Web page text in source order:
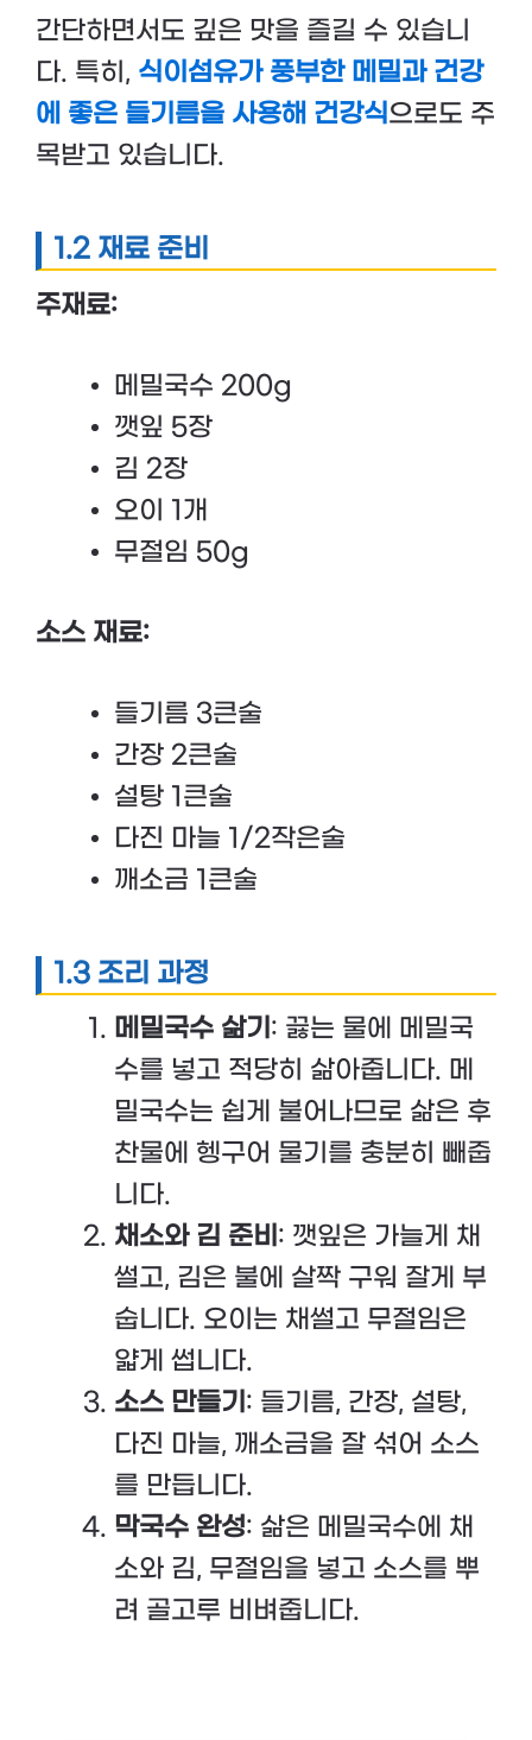
간단하면서도 깊은 맛을 즐길 수 있습니
다. 특히, 식이섬유가 풍부한 메밀과 건강
에 좋은 들기름을 사용해 건강식으로도 주
목받고 있습니다.
1.2 재료 준비
주재료:
메밀국수 200g
깻잎 5장
김 2장
오이 1개
무절임 50g
소스 재료:
들기름 3큰술
간장 2큰술
설탕 1큰술
다진 마늘 1/2작은술
깨소금 1큰술
1.3 조리 과정
메밀국수 삶기 : 끓는 물에 메밀국
수를 넣고 적당히 삶아줍니다. 메
밀국수는 쉽게 불어나므로 삶은 후
찬물에 헹구어 물기를 충분히 빼줍
니다.
채소와 김 준비 : 깻잎은 가늘게 채
썰고, 김은 불에 살짝 구워 잘게 부
숩니다. 오이는 채썰고 무절임은
얇게 썹니다.
소스 만들기 : 들기름, 간장, 설탕,
다진 마늘, 깨소금을 잘 섞어 소스
를 만듭니다.
막국수 완성: 삶은 메밀국수에 채
소와 김, 무절임을 넣고 소스를 뿌
려 골고루 비벼줍니다.